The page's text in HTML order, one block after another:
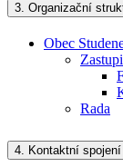
3. Organizační
Obec
Rada
4. Kontaktní spojení